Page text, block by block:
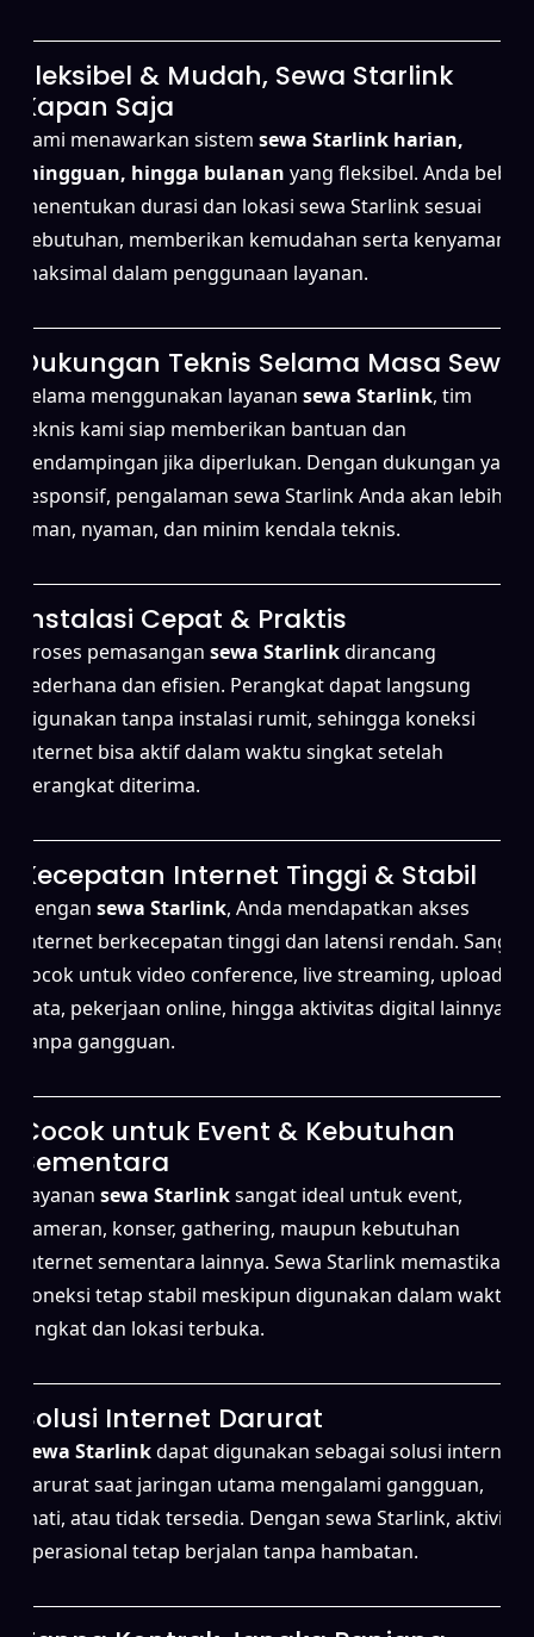
Fleksibel & Mudah, Sewa Starlink
Kapan Saja
Kami menawarkan sistemsewa Starlink harian,
mingguan, hingga bulanan yang fleksibel. Anda bebas
menentukan durasi dan lokasi sewa Starlink sesuai
kebutuhan, memberikan kemudahan serta kenyamanan
maksimal dalam penggunaan layanan.
Dukungan Teknis Selama Masa Sewa
Selama menggunakan layanansewa Starlink, tim
teknis kami siap memberikan bantuan dan
pendampingan jika diperlukan. Dengan dukungan yang
responsif, pengalaman sewa Starlink Anda akan lebih
aman, nyaman, dan minim kendala teknis.
Instalasi Cepat & Praktis
Proses pemasangansewa Starlinkdirancang
sederhana dan efisien. Perangkat dapat langsung
digunakan tanpa instalasi rumit, sehingga koneksi
internet bisa aktif dalam waktu singkat setelah
perangkat diterima.
Kecepatan Internet Tinggi & Stabil
Dengansewa Starlink, Anda mendapatkan akses
internet berkecepatan tinggi dan latensi rendah. Sangat
cocok untuk video conference, live streaming, upload
data, pekerjaan online, hingga aktivitas digital lainnya
tanpa gangguan.
Cocok untuk Event & Kebutuhan
Sementara
Layanansewa Starlinksangat ideal untuk event,
pameran, konser, gathering, maupun kebutuhan
internet sementara lainnya. Sewa Starlink memastikan
koneksi tetap stabil meskipun digunakan dalam waktu
singkat dan lokasi terbuka.
Solusi Internet Darurat
Sewa Starlinkdapat digunakan sebagai solusi internet
darurat saat jaringan utama mengalami gangguan,
mati, atau tidak tersedia. Dengan sewa Starlink, aktivitas
operasional tetap berjalan tanpa hambatan.